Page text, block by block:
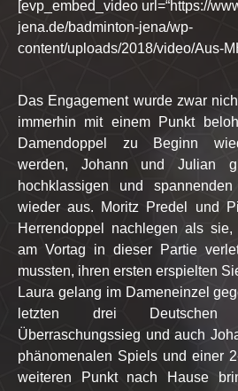
[evp_embed_video url=“https://
jena.de/badminton-jena/wp-
content/uploads/2018/video/Aus-
Das Engagement wurde zwar
immerhin mit einem Punkt
Damendoppel zu Beginn
werden, Johann und Julian
hochklassigen und
wieder aus. Moritz Predel und
Herrendoppel nachlegen als
am Vortag in dieser Partie
mussten, ihren ersten erspielten
Laura gelang im Dameneinzel
letzten drei Deutschen
Überraschungssieg und auch
phänomenalen Spiels und einer
weiteren Punkt nach Hause